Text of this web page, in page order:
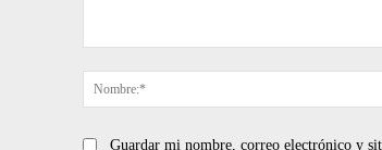
Guardar mi nombre, correo electrónico y